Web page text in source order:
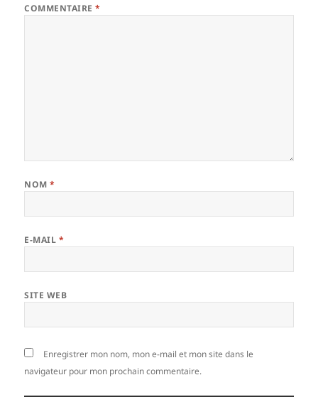
COMMENTAIRE*
NOM*
E-MAIL *
SITE WEB
Enregistrer mon nom, mon e-mail et mon site dans le
navigateur pour mon prochain commentaire.